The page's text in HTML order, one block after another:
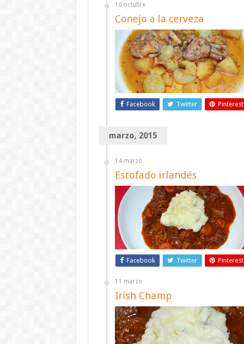
10 octubre
Conejo a la cerveza
Facebook Twitter Pinterest
marzo, 2015
14 marzo
Estofado irlandés
Facebook Twitter Pinterest
11 marzo
Irish Champ